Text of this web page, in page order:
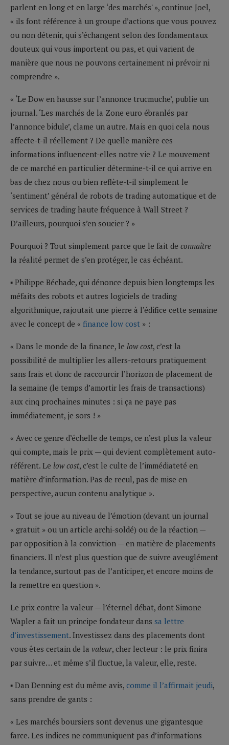
parlent en long et en large ‘des marchés' », continue Joel,
« ils font référence à un groupe d’actions que vous pouvez
ou non détenir, qui s’échangent selon des fondamentaux
douteux qui vous importent ou pas, et qui varient de
manière que nous ne pouvons certainement ni prévoir ni
comprendre ».
« ‘Le Dow en hausse sur l’annonce trucmuche’, publie un
journal. ‘Les marchés de la Zone euro ébranlés par
l’annonce bidule’, clame un autre. Mais en quoi cela nous
affecte-t-il réellement ? De quelle manière ces
informations influencent-elles notre vie ? Le mouvement
de ce marché en particulier détermine-t-il ce qui arrive en
bas de chez nous ou bien reflète-t-il simplement le
‘sentiment’ général de robots de trading automatique et de
services de trading haute fréquence à Wall Street ?
D’ailleurs, pourquoi s’en soucier ? »
Pourquoi ? Tout simplement parce que le fait de connaître
la réalité permet de s’en protéger, le cas échéant.
▪ Philippe Béchade, qui dénonce depuis bien longtemps les
méfaits des robots et autres logiciels de trading
algorithmique, rajoutait une pierre à l’édifice cette semaine
avec le concept de « finance low cost » :
« Dans le monde de la finance, le low cost, c’est la
possibilité de multiplier les allers-retours pratiquement
sans frais et donc de raccourcir l’horizon de placement de
la semaine (le temps d’amortir les frais de transactions)
aux cinq prochaines minutes : si ça ne paye pas
immédiatement, je sors ! »
« Avec ce genre d’échelle de temps, ce n’est plus la valeur
qui compte, mais le prix — qui devient complètement auto-
référent. Le low cost, c’est le culte de l’immédiateté en
matière d’information. Pas de recul, pas de mise en
perspective, aucun contenu analytique ».
« Tout se joue au niveau de l’émotion (devant un journal
« gratuit » ou un article archi-soldé) ou de la réaction —
par opposition à la conviction — en matière de placements
financiers. Il n’est plus question que de suivre aveuglément
la tendance, surtout pas de l’anticiper, et encore moins de
la remettre en question ».
Le prix contre la valeur — l’éternel débat, dont Simone
Wapler a fait un principe fondateur dans sa lettre
d’investissement. Investissez dans des placements dont
vous êtes certain de la valeur, cher lecteur : le prix finira
par suivre… et même s’il fluctue, la valeur, elle, reste.
▪ Dan Denning est du même avis, comme il l’affirmait jeudi,
sans prendre de gants :
« Les marchés boursiers sont devenus une gigantesque
farce. Les indices ne communiquent pas d’informations